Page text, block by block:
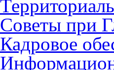
Советы при
Кадровое